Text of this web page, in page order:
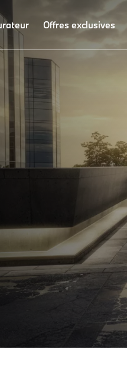
Offres exclusives
A
C
modèles